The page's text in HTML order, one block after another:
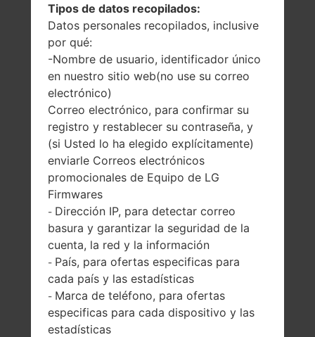
1.5 pulgadas
(~15.2% relación
pantalla-cuerpo)
128 x 128 píxeles
(~121 densidad de
píxeles por
pulgada)
76 gramos (2.68
onzas)
Extraíble Li-Ion
950 mAh
-
Tipos de datos recopilados:
Datos personales recopilados, inclusive
por qué:
-Nombre de usuario, identificador único
en nuestro sitio web(no use su correo
electrónico)
Correo electrónico, para confirmar su
registro y restablecer su contraseña, y
(si Usted lo ha elegido explícitamente)
enviarle Correos electrónicos
promocionales de Equipo de LG
Firmwares
- Dirección IP, para detectar correo
basura y garantizar la seguridad de la
cuenta, la red y la información
- País, para ofertas especificas para
cada país y las estadísticas
- Marca de teléfono, para ofertas
especificas para cada dispositivo y las
estadísticas